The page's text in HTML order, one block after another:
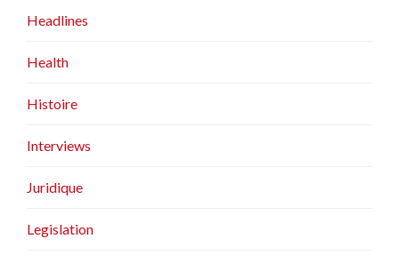
Headlines
Health
Histoire
Interviews
Juridique
Legislation